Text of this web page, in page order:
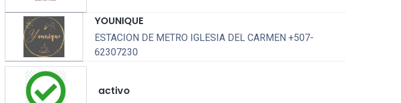
YOUNIQUE
ESTACION DE METRO IGLESIA DEL CARMEN +507-
62307230
activo